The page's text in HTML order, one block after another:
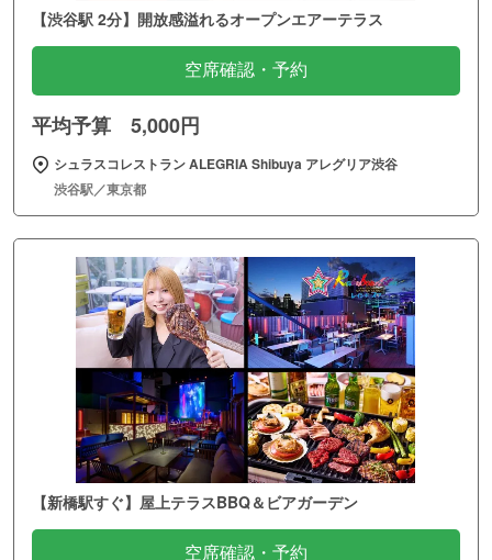
【渋谷駅 2分】開放感溢れるオープンエアーテラス
空席確認・予約
平均予算 5,000円
シュラスコレストラン ALEGRIA Shibuya アレグリア渋谷
渋谷駅／東京都
【新橋駅すぐ】屋上テラスBBQ＆ビアガーデン
空席確認・予約